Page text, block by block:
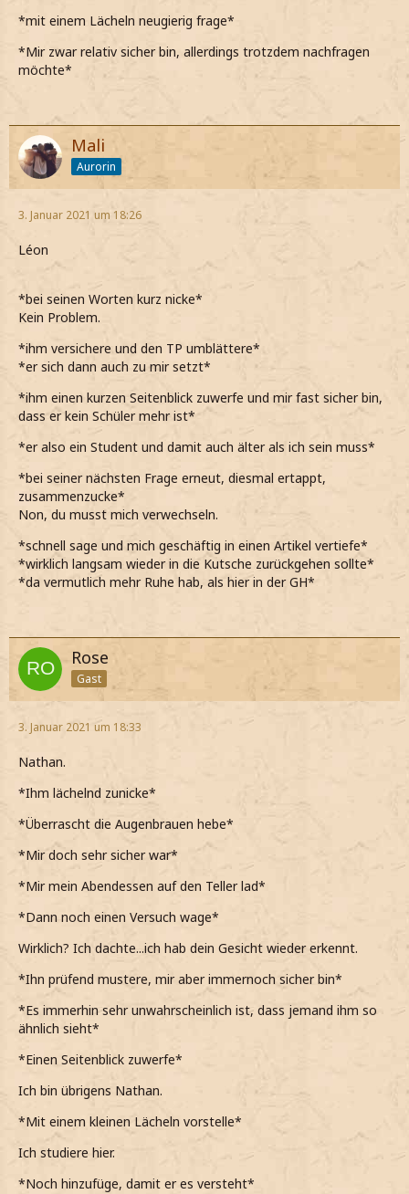
*mit einem Lächeln neugierig frage*
*Mir zwar relativ sicher bin, allerdings trotzdem nachfragen
möchte*
Mali
Aurorin
3. Januar 2021 um 18:26
Léon
*bei seinen Worten kurz nicke*
Kein Problem.
*ihm versichere und den TP umblättere*
*er sich dann auch zu mir setzt*
*ihm einen kurzen Seitenblick zuwerfe und mir fast sicher bin,
dass er kein Schüler mehr ist*
*er also ein Student und damit auch älter als ich sein muss*
*bei seiner nächsten Frage erneut, diesmal ertappt,
zusammenzucke*
Non, du musst mich verwechseln.
*schnell sage und mich geschäftig in einen Artikel vertiefe*
*wirklich langsam wieder in die Kutsche zurückgehen sollte*
*da vermutlich mehr Ruhe hab, als hier in der GH*
Rose
Gast
3. Januar 2021 um 18:33
Nathan.
*Ihm lächelnd zunicke*
*Überrascht die Augenbrauen hebe*
*Mir doch sehr sicher war*
*Mir mein Abendessen auf den Teller lad*
*Dann noch einen Versuch wage*
Wirklich? Ich dachte...ich hab dein Gesicht wieder erkennt.
*Ihn prüfend mustere, mir aber immernoch sicher bin*
*Es immerhin sehr unwahrscheinlich ist, dass jemand ihm so
ähnlich sieht*
*Einen Seitenblick zuwerfe*
Ich bin übrigens Nathan.
*Mit einem kleinen Lächeln vorstelle*
Ich studiere hier.
*Noch hinzufüge, damit er es versteht*